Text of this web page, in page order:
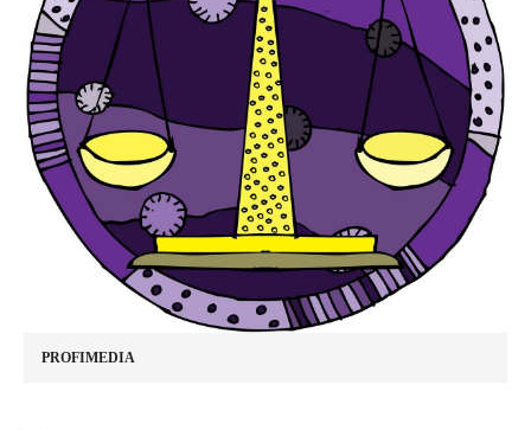
PROFIMEDIA